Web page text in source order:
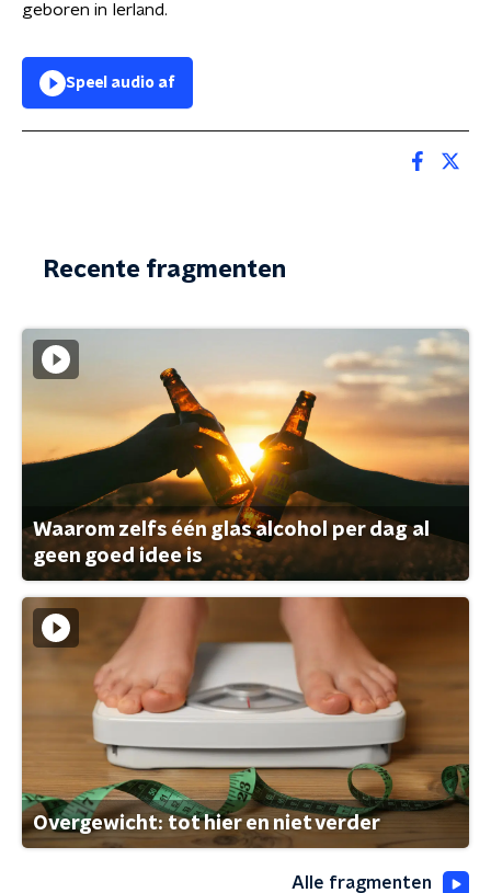
geboren in Ierland.
Speel audio af
Recente fragmenten
Waarom zelfs één glas alcohol per dag al
geen goed idee is
Overgewicht: tot hier en niet verder
Alle fragmenten